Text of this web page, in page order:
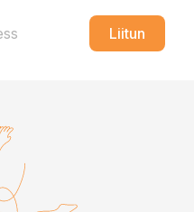
Liitun